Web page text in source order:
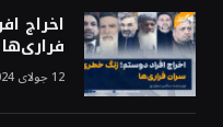
اخراج
فراری‌ها
12 جولای 2024